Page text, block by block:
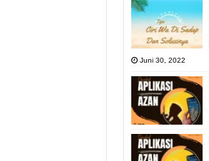
Juni 30, 2022